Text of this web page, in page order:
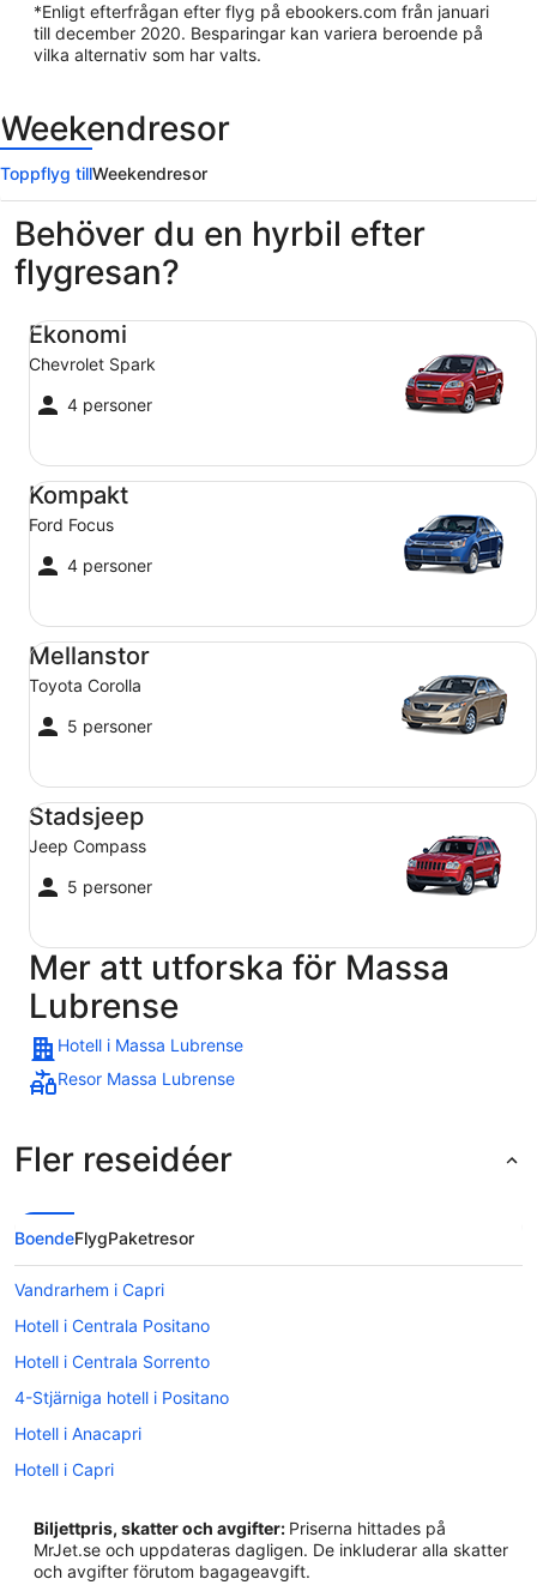
*Enligt efterfrågan efter flyg på ebookers.com från januari
till december 2020. Besparingar kan variera beroende på
vilka alternativ som har valts.
Weekendresor
Toppflyg tillWeekendresor
Behöver du en hyrbil efter
flygresan?
Ekonomi
Chevrolet Spark
4 personer
Ekonomi Chevrolet Spark
Kompakt
Ford Focus
4 personer
Kompakt Ford Focus
Mellanstor
Toyota Corolla
5 personer
Mellanstor Toyota Corolla
Stadsjeep
Jeep Compass
5 personer
Stadsjeep Jeep Compass
Mer att utforska för Massa
Lubrense
Hotell i Massa Lubrense
Resor Massa Lubrense
Fler reseidéer
BoendeFlygPaketresor
Vandrarhem i Capri
Hotell i Centrala Positano
Hotell i Centrala Sorrento
4-Stjärniga hotell i Positano
Hotell i Anacapri
Hotell i Capri
Hotell i Piano di Sorrento
Hotell i Positano
Biljettpris, skatter och avgifter: Priserna hittades på
MrJet.se och uppdateras dagligen. De inkluderar alla skatter
och avgifter förutom bagageavgift.